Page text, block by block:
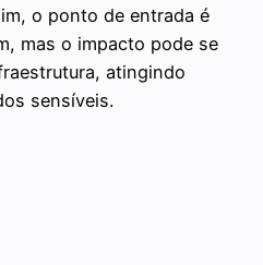
o ponto de entrada é
mas o impacto pode se
atingindo
sensíveis.